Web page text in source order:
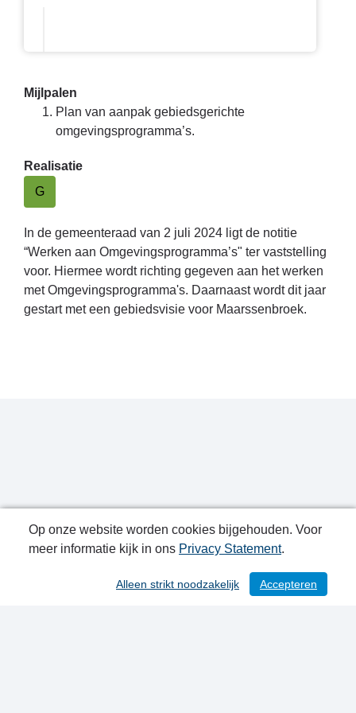
Mijlpalen
Plan van aanpak gebiedsgerichte
omgevingsprogramma’s.
Realisatie
G
In de gemeenteraad van 2 juli 2024 ligt de notitie
“Werken aan Omgevingsprogramma’s" ter vaststelling
voor. Hiermee wordt richting gegeven aan het werken
met Omgevingsprogramma's. Daarnaast wordt dit jaar
gestart met een gebiedsvisie voor Maarssenbroek.
/ 116
Publicatiedatum: 21-08-2024
Op onze website worden cookies bijgehouden. Voor
meer informatie kijk in ons Privacy Statement.
Accepteren
Alleen strikt noodzakelijk